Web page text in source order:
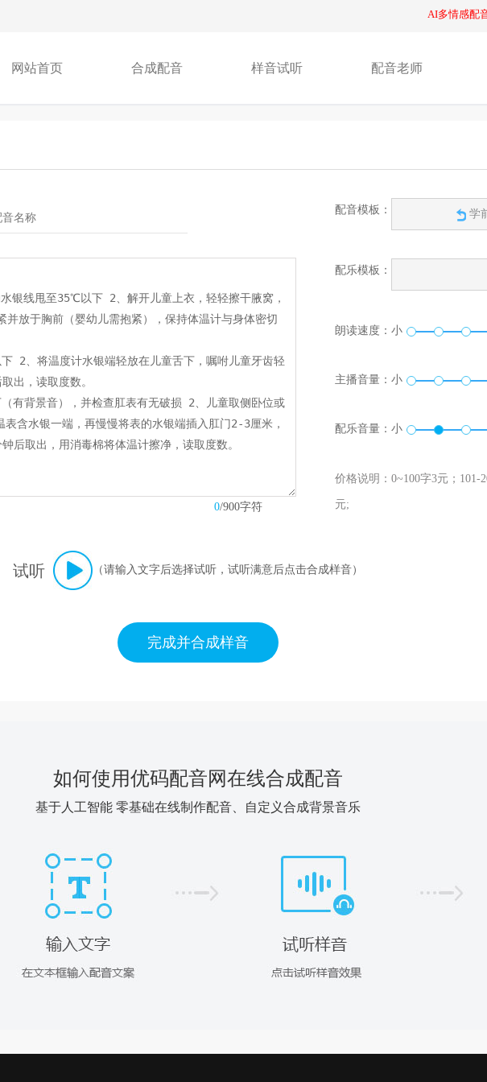
AI多情感配
网站首页 合成配音 样音试听 配音老师
0/900字符
配音模板： 学
配乐模板：
朗读速度： 小
主播音量： 小
配乐音量： 小
价格说明：0~100字3元；101-
元;
试听 （请输入文字后选择试听，试听满意后点击合成样音）
完成并合成样音
如何使用优码配音网在线合成配音
基于人工智能 零基础在线制作配音、自定义合成背景音乐